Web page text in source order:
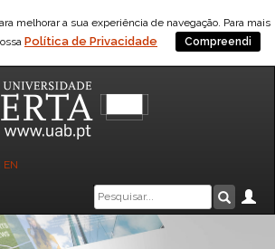
melhorar a sua experiência de navegação. Para mais
Política de Privacidade Compreendi
EN
Caixa
de
pesquisa